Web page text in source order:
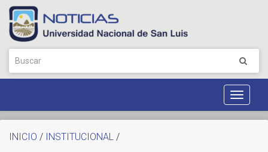
Toggle
INICIO / INSTITUCIONAL /